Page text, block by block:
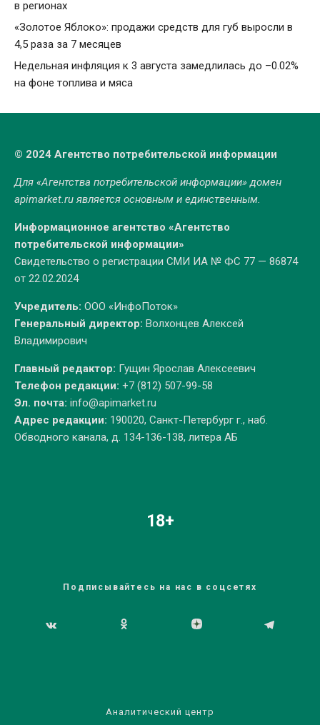
в регионах
«Золотое Яблоко»: продажи средств для губ выросли в
4,5 раза за 7 месяцев
Недельная инфляция к 3 августа замедлилась до –0.02%
на фоне топлива и мяса
© 2024 Агентство потребительской информации
Для «Агентства потребительской информации» домен
apimarket.ruявляется основным и единственным.
Информационное агентство «Агентство
потребительской информации»
Свидетельство о регистрации СМИ ИА № ФС 77 — 86874
от 22.02.2024
Учредитель: ООО «ИнфоПоток»
Генеральный директор: Волхонцев Алексей
Владимирович
Главный редактор: Гущин Ярослав Алексеевич
Телефон редакции: +7 (812) 507-99-58
Эл. почта: info@apimarket.ru
Адрес редакции: 190020, Санкт-Петербург г., наб.
Обводного канала, д. 134-136-138, литера АБ
18+
Подписывайтесь на нас в соцсетях
Аналитический центр